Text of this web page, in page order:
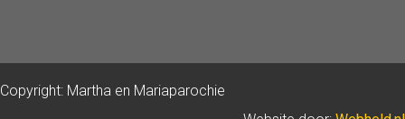
Copyright: Martha en Mariaparochie